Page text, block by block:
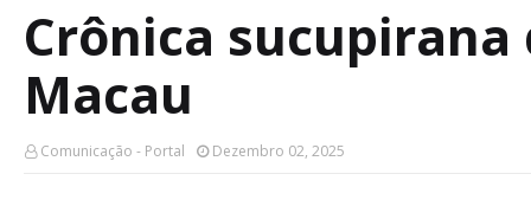
Crônica sucupirana
Macau
Comunicação - Portal Dezembro 02, 2025